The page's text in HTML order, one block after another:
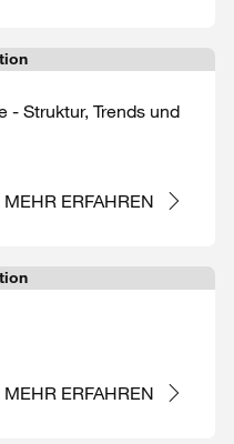
- Struktur, Trends und
MEHR ERFAHREN
MEHR ERFAHREN